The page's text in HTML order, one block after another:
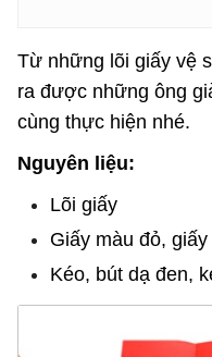
Từ những lõi giấy vệ
ra được những ông
cùng thực hiện nhé.
Nguyên liệu:
Lõi giấy
Giấy màu đỏ, giấy
Kéo, bút dạ đen,